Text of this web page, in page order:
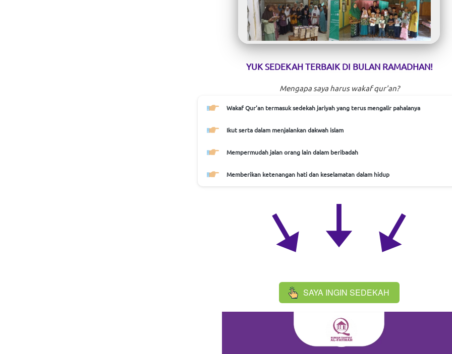
YUK SEDEKAH TERBAIK DI BULAN RAMADHAN!
Mengapa saya harus wakaf qur'an?
Wakaf Qur'an termasuk sedekah jariyah yang terus mengalir pahalanya
Ikut serta dalam menjalankan dakwah islam
Mempermudah jalan orang lain dalam beribadah
Memberikan ketenangan hati dan keselamatan dalam hidup
` SAYA INGIN SEDEKAH